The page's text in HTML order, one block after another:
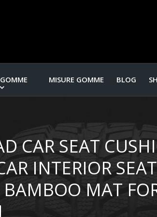
MISURE GOMME BLOG
CAR SEAT
INTERIOR
MAT